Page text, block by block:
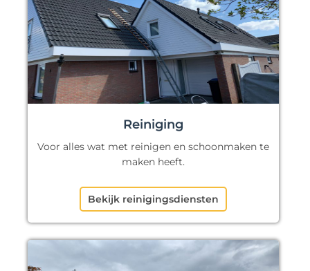
Reiniging
Voor alles wat met reinigen en schoonmaken te
maken heeft.
Bekijk reinigingsdiensten